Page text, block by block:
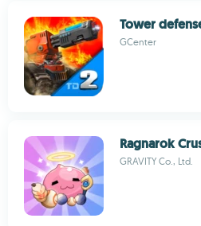
Tower
GCenter
Ragnarok
GRAVITY Co., Ltd.